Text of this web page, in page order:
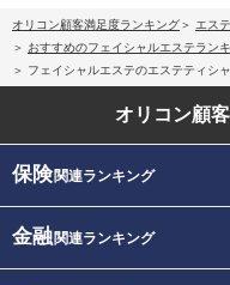
オリコン顧客満足度ランキング
エス
おすすめのフェイシャルエステラン
フェイシャルエステのエステティシ
オリコン顧
保険関連ランキング
金融関連ランキング